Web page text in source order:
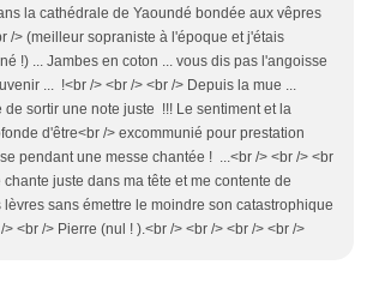
la cathédrale de Yaoundé bondée aux vêpres
/> (meilleur sopraniste à l'époque et j'étais
!) ... Jambes en coton ... vous dis pas l'angoisse
... !<br /> <br /> <br /> Depuis la mue ...
de sortir une note juste !!! Le sentiment et la
d'être<br /> excommunié pour prestation
pendant une messe chantée ! ...<br /> <br /> <br
chante juste dans ma tête et me contente de
lèvres sans émettre le moindre son catastrophique
> <br /> Pierre (nul ! ).<br /> <br /> <br /> <br />